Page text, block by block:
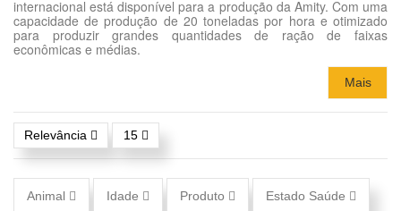
internacional está disponível para a produção da Amity. Com uma
capacidade de produção de 20 toneladas por hora e otimizado
para produzir grandes quantidades de ração de faixas
econômicas e médias.
Mais
Relevância 15
Animal Idade Produto Estado Saúde